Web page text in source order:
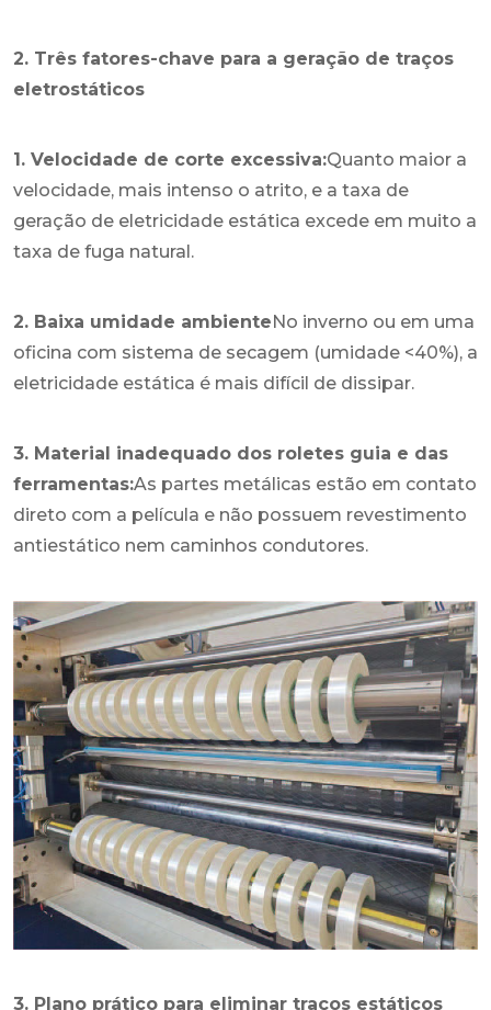
2. Três fatores-chave para a geração de traços
eletrostáticos
1. Velocidade de corte excessiva:Quanto maior a
velocidade, mais intenso o atrito, e a taxa de
geração de eletricidade estática excede em muito a
taxa de fuga natural.
2. Baixa umidade ambienteNo inverno ou em uma
oficina com sistema de secagem (umidade <40%), a
eletricidade estática é mais difícil de dissipar.
3. Material inadequado dos roletes guia e das
ferramentas:As partes metálicas estão em contato
direto com a película e não possuem revestimento
antiestático nem caminhos condutores.
3. Plano prático para eliminar traços estáticos